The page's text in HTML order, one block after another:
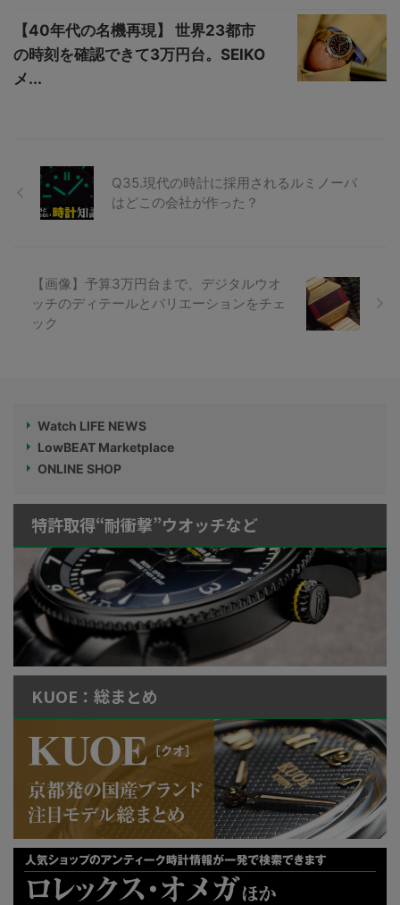
【40年代の名機再現】 世界23都市
の時刻を確認できて3万円台。SEIKO
メ...
Q35.現代の時計に採用されるルミノーバ
はどこの会社が作った？
【画像】予算3万円台まで、デジタルウオ
ッチのディテールとバリエーションをチェ
ック
Watch LIFE NEWS
LowBEAT Marketplace
ONLINE SHOP
特許取得“耐衝撃”ウオッチなど
KUOE：総まとめ